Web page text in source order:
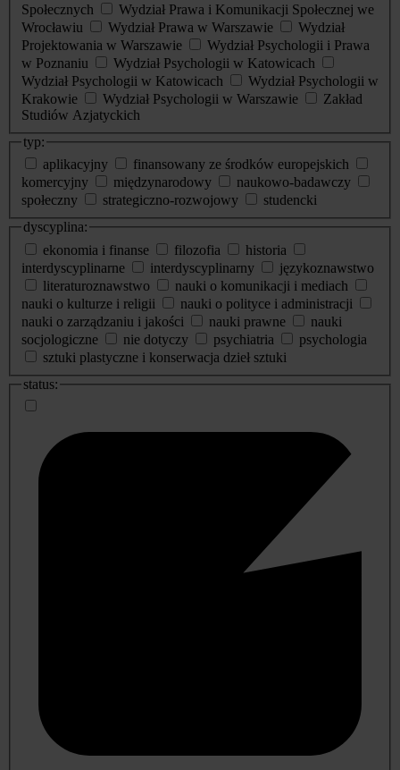
Społecznych
Wydział Prawa i Komunikacji Społecznej we
Wrocławiu
Wydział Prawa w Warszawie
Wydział
Projektowania w Warszawie
Wydział Psychologii i Prawa
w Poznaniu
Wydział Psychologii w Katowicach
Wydział Psychologii w Katowicach
Wydział Psychologii w
Krakowie
Wydział Psychologii w Warszawie
Zakład
Studiów Azjatyckich
typ:
aplikacyjny
finansowany ze środków europejskich
komercyjny
międzynarodowy
naukowo-badawczy
społeczny
strategiczno-rozwojowy
studencki
dyscyplina:
ekonomia i finanse
filozofia
historia
interdyscyplinarne
interdyscyplinarny
językoznawstwo
literaturoznawstwo
nauki o komunikacji i mediach
nauki o kulturze i religii
nauki o polityce i administracji
nauki o zarządzaniu i jakości
nauki prawne
nauki
socjologiczne
nie dotyczy psychiatria
psychologia
sztuki plastyczne i konserwacja dzieł sztuki
status: